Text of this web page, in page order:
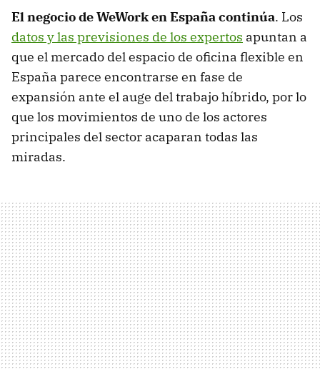
El negocio de WeWork en España continúa. Los
datos y las previsiones de los expertos apuntan a
que el mercado del espacio de oficina flexible en
España parece encontrarse en fase de
expansión ante el auge del trabajo híbrido, por lo
que los movimientos de uno de los actores
principales del sector acaparan todas las
miradas.